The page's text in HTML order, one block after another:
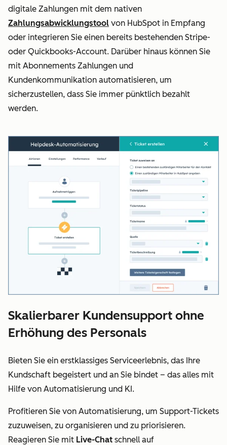
digitale Zahlungen mit dem nativen
Zahlungsabwicklungstool von HubSpot in Empfang
oder integrieren Sie einen bereits bestehenden Stripe-
oder Quickbooks-Account. Darüber hinaus können Sie
mit Abonnements Zahlungen und
Kundenkommunikation automatisieren, um
sicherzustellen, dass Sie immer pünktlich bezahlt
werden.
Skalierbarer Kundensupport ohne
Erhöhung des Personals
Bieten Sie ein erstklassiges Serviceerlebnis, das Ihre
Kundschaft begeistert und an Sie bindet – das alles mit
Hilfe von Automatisierung und KI.
Profitieren Sie von Automatisierung, um Support-Tickets
zuzuweisen, zu organisieren und zu priorisieren.
Reagieren Sie mit Live-Chat schnell auf